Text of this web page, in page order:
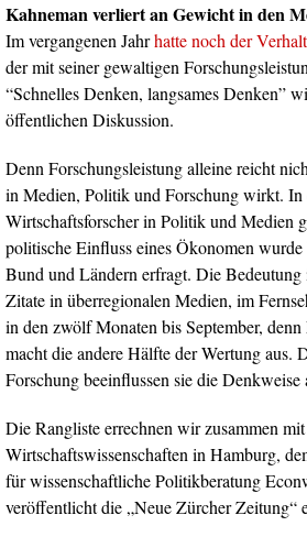
Kahneman verliert an Gewicht in den
Im vergangenen Jahrhatte noch der
der mit seiner gewaltigen
“Schnelles Denken, langsames Denken”
öffentlichen Diskussion.
Denn Forschungsleistung alleine reicht
in Medien, Politik und Forschung wirkt. In
Wirtschaftsforscher in Politik und Medien
politische Einfluss eines Ökonomen
Bund und Ländern erfragt. Die
Zitate in überregionalen Medien, im
in den zwölf Monaten bis September,
macht die andere Hälfte der Wertung
Forschung beeinflussen sie die
Die Rangliste errechnen wir zusammen
Wirtschaftswissenschaften in Hamburg,
für wissenschaftliche Politikberatung
veröffentlicht die „Neue Zürcher Zeitung“